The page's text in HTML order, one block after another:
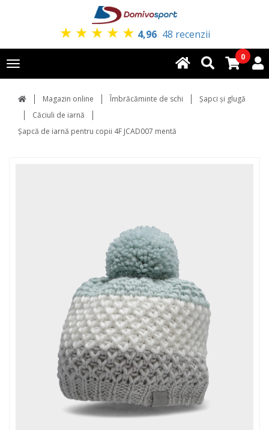
★ ★ ★ ★ ★ 4,96 48 recenzii
Toggle
navigation
0
Magazin online Îmbrăcăminte de schi
Şapci şi glugă
Căciuli de iarnă
Șapcă de iarnă pentru copii 4F JCAD007 mentă